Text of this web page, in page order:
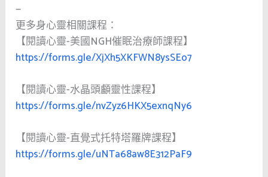
—
更多身心靈相關課程：
【閱讀心靈-美國NGH催眠治療師課程】
https://forms.gle/XjXh5XKFWN8ysSEo7
【閱讀心靈-水晶頭顱靈性課程】
https://forms.gle/nvZyz6HKX5exnqNy6
【閱讀心靈-直覺式托特塔羅牌課程】
https://forms.gle/uNTa68aw8E312PaF9